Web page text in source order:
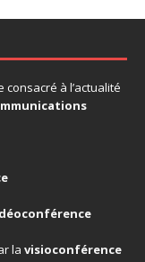
à l’actualité
la visioconférence